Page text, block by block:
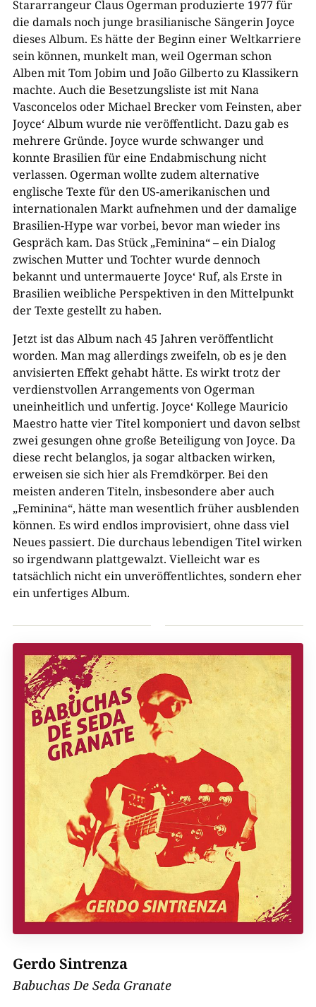
Stararrangeur Claus Ogerman produzierte 1977 für
die damals noch junge brasilianische Sängerin Joyce
dieses Album. Es hätte der Beginn einer Weltkarriere
sein können, munkelt man, weil Ogerman schon
Alben mit Tom Jobim und João Gilberto zu Klassikern
machte. Auch die Besetzungsliste ist mit Nana
Vasconcelos oder Michael Brecker vom Feinsten, aber
Joyce‘ Album wurde nie veröffentlicht. Dazu gab es
mehrere Gründe. Joyce wurde schwanger und
konnte Brasilien für eine Endabmischung nicht
verlassen. Ogerman wollte zudem alternative
englische Texte für den US-amerikanischen und
internationalen Markt aufnehmen und der damalige
Brasilien-Hype war vorbei, bevor man wieder ins
Gespräch kam. Das Stück „Feminina“ – ein Dialog
zwischen Mutter und Tochter wurde dennoch
bekannt und untermauerte Joyce‘ Ruf, als Erste in
Brasilien weibliche Perspektiven in den Mittelpunkt
der Texte gestellt zu haben.
Jetzt ist das Album nach 45 Jahren veröffentlicht
worden. Man mag allerdings zweifeln, ob es je den
anvisierten Effekt gehabt hätte. Es wirkt trotz der
verdienstvollen Arrangements von Ogerman
uneinheitlich und unfertig. Joyce‘ Kollege Mauricio
Maestro hatte vier Titel komponiert und davon selbst
zwei gesungen ohne große Beteiligung von Joyce. Da
diese recht belanglos, ja sogar altbacken wirken,
erweisen sie sich hier als Fremdkörper. Bei den
meisten anderen Titeln, insbesondere aber auch
„Feminina“, hätte man wesentlich früher ausblenden
können. Es wird endlos improvisiert, ohne dass viel
Neues passiert. Die durchaus lebendigen Titel wirken
so irgendwann plattgewalzt. Vielleicht war es
tatsächlich nicht ein unveröffentlichtes, sondern eher
ein unfertiges Album.
Gerdo Sintrenza
Babuchas De Seda Granate